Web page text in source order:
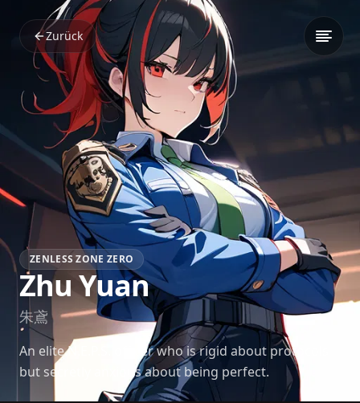
Zurück
ZENLESS ZONE ZERO
Zhu Yuan
朱鳶
An elite N.E.P.S. officer who is rigid about protocols
but secretly anxious about being perfect.